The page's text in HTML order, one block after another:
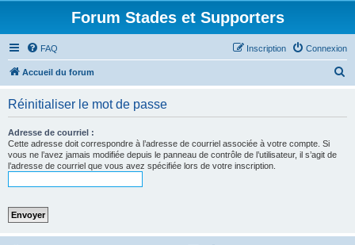
Forum Stades et Supporters
FAQ Connexion
Inscription
Accueil du forum
Réinitialiser le mot de passe
Adresse de courriel :
Cette adresse doit correspondre à l’adresse de courriel associée à votre compte. Si
vous ne l’avez jamais modifiée depuis le panneau de contrôle de l’utilisateur, il s’agit de
l’adresse de courriel que vous avez spécifiée lors de votre inscription.